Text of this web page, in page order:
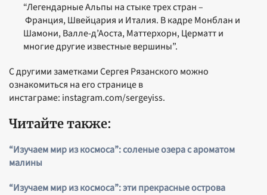
“Легендарные Альпы на стыке трех стран –
Франция, Швейцария и Италия. В кадре Монблан и
Шамони, Валле-д’Аоста, Маттерхорн, Церматт и
многие другие известные вершины”.
С другими заметками Сергея Рязанского можно
ознакомиться на его странице в
инстаграме: instagram.com/sergeyiss.
Читайте также:
“Изучаем мир из космоса”: соленые озера с ароматом
малины
“Изучаем мир из космоса”: эти прекрасные острова